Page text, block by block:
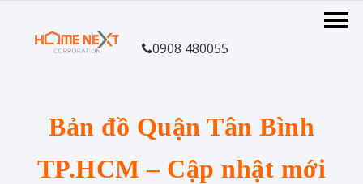
0908 480055
Bản đồ Quận Tân Bình
TP.HCM – Cập nhật mới